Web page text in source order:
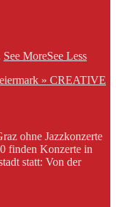
See MoreSee Less
» CREATIVE
ohne Jazzkonzerte
finden Konzerte in
statt: Von der